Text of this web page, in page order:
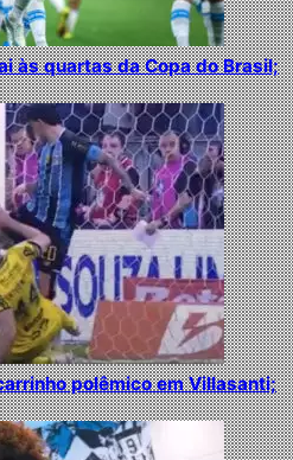
às quartas da Copa do Brasil;
polêmico em Villasanti;